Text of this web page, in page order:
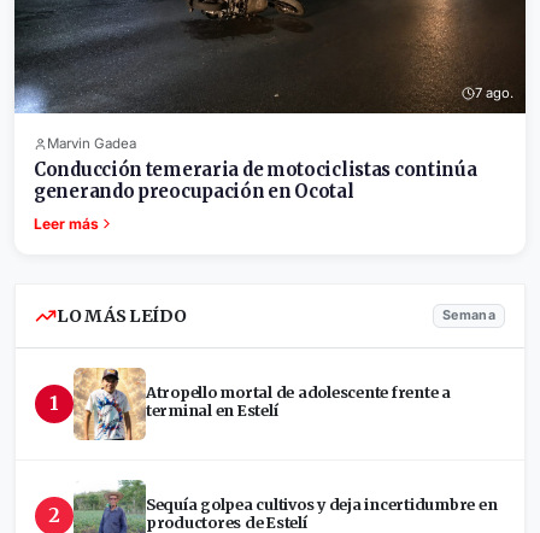
7 ago.
Marvin Gadea
Conducción temeraria de motociclistas continúa
generando preocupación en Ocotal
Leer más
LO MÁS LEÍDO Semana
1
Atropello mortal de adolescente frente a
terminal en Estelí
2
Sequía golpea cultivos y deja incertidumbre en
productores de Estelí